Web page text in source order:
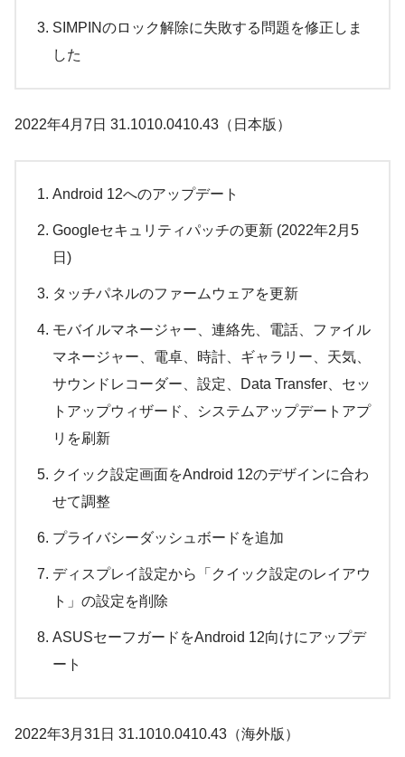
SIMPINのロック解除に失敗する問題を修正しま
した
2022年4月7日 31.1010.0410.43（日本版）
Android 12へのアップデート
Googleセキュリティパッチの更新 (2022年2月5
日)
タッチパネルのファームウェアを更新
モバイルマネージャー、連絡先、電話、ファイル
マネージャー、電卓、時計、ギャラリー、天気、
サウンドレコーダー、設定、Data Transfer、セッ
トアップウィザード、システムアップデートアプ
リを刷新
クイック設定画面をAndroid 12のデザインに合わ
せて調整
プライバシーダッシュボードを追加
ディスプレイ設定から「クイック設定のレイアウ
ト」の設定を削除
ASUSセーフガードをAndroid 12向けにアップデ
ート
2022年3月31日 31.1010.0410.43（海外版）